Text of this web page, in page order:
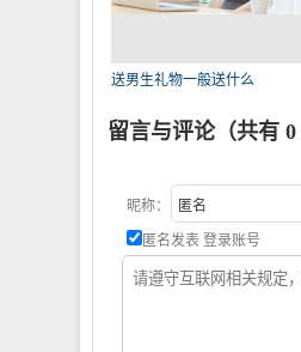
送男生礼物一般送什么
留言与评论（共有 0
昵称：
匿名发表 登录账号